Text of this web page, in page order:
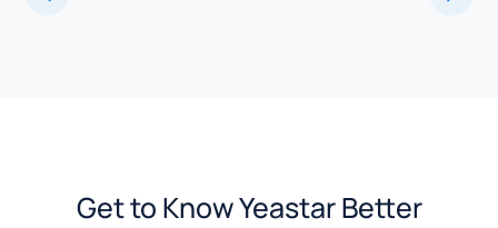
Get to Know Yeastar Better